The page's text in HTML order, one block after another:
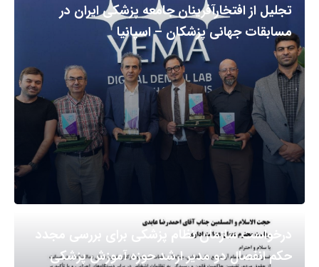
تجلیل از افتخارآفرینان جامعه پزشکی ایران در
مسابقات جهانی پزشکان – اسپانیا
درخواست سازمان نظام پزشکی برای بررسی مجدد
حکم انفصال دو مدیر ارشد حوزه آموزش پزشکی